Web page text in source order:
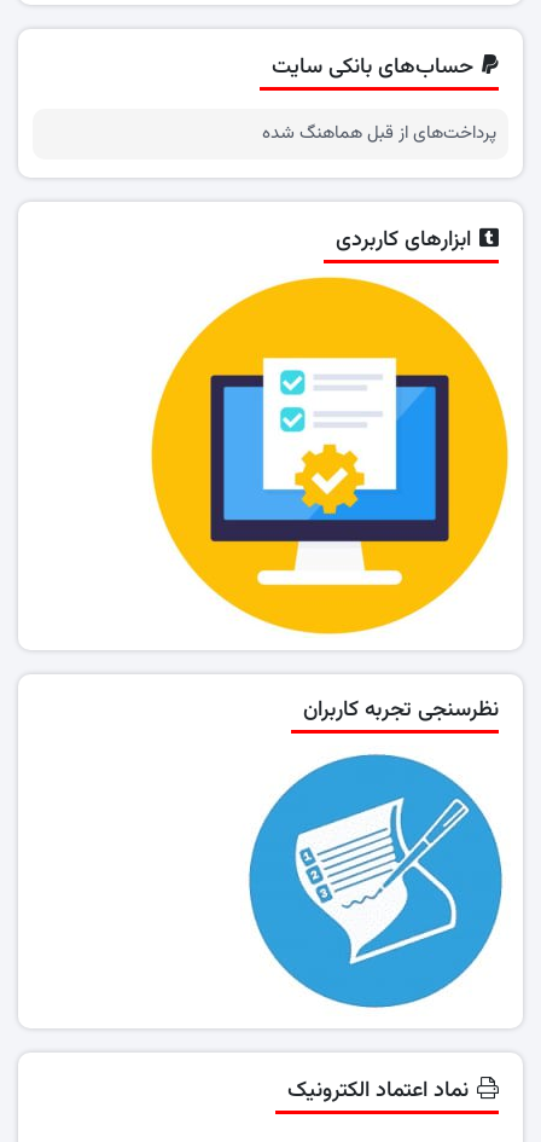
حساب‌های بانکی سایت
پرداخت‌های از قبل هماهنگ شده
ابزارهای کاربردی
نظرسنجی تجربه کاربران
نماد اعتماد الکترونیک